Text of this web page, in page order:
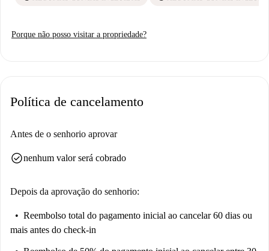
Porque não posso visitar a propriedade?
Política de cancelamento
Antes de o senhorio aprovar
check_circlenenhum valor será cobrado
Depois da aprovação do senhorio:
Reembolso total do pagamento inicial ao cancelar 60 dias ou
mais antes do check-in